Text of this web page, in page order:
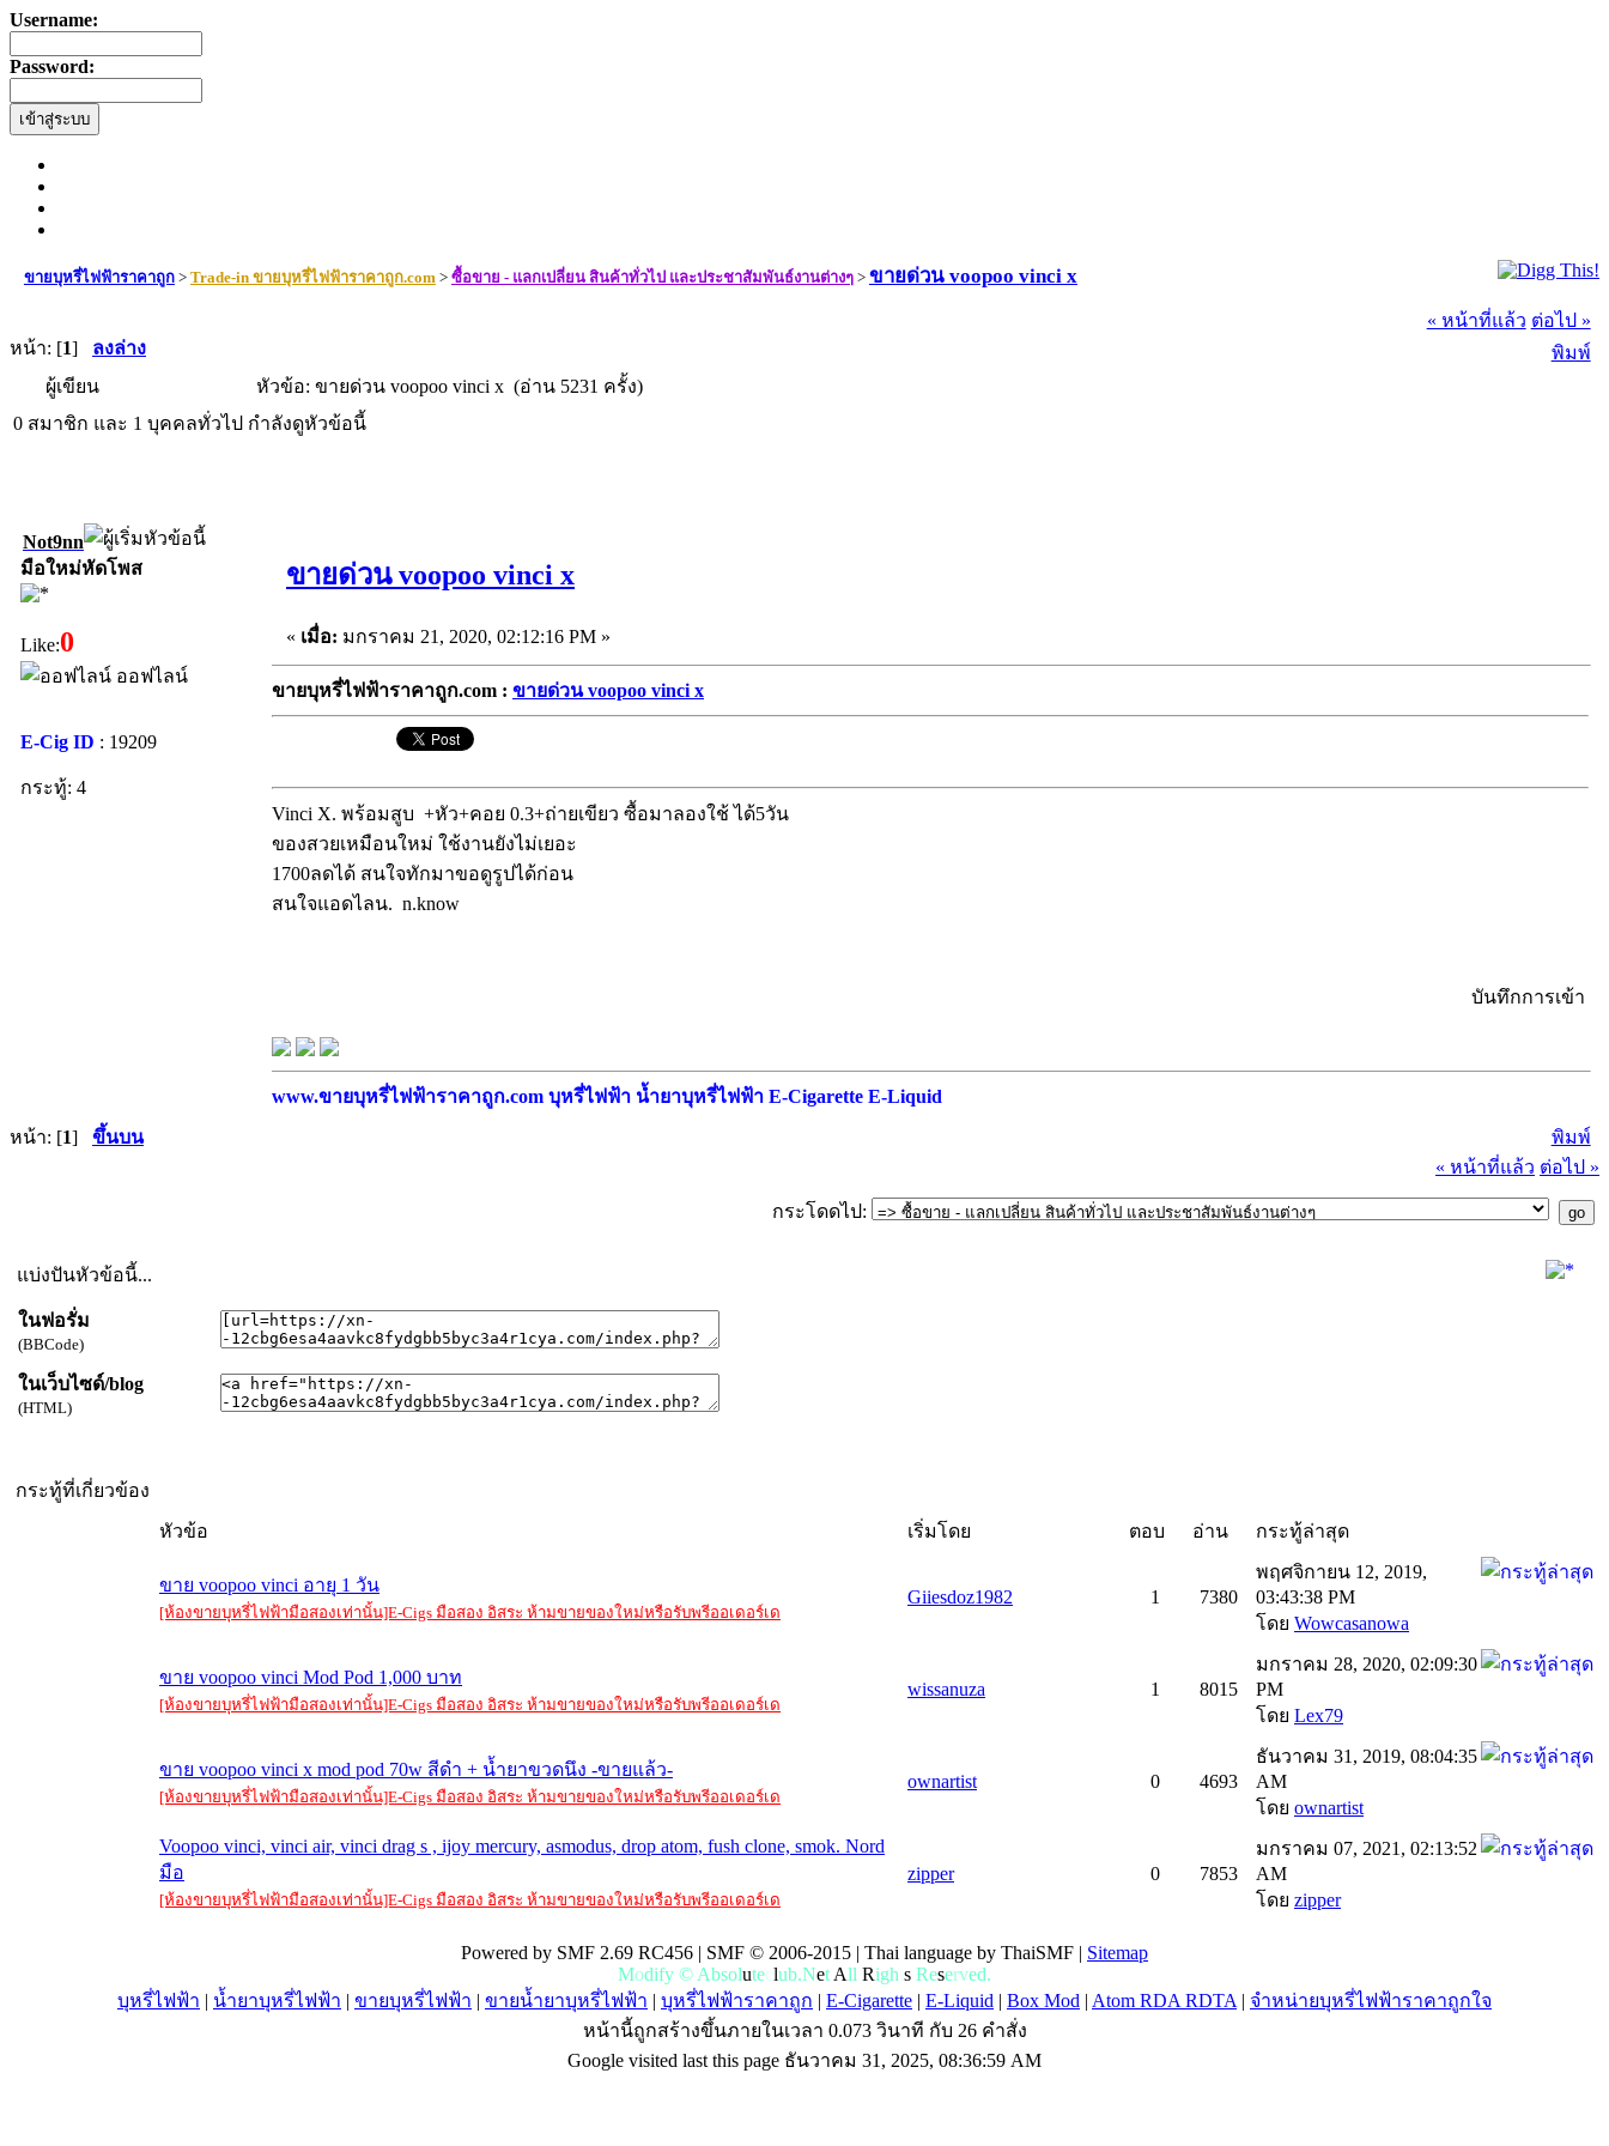
Username:
Password:
ขายบุหรี่ไฟฟ้าราคาถูก> Trade-in ขายบุหรี่ไฟฟ้าราคาถูก.com> ซื้อขาย - แลกเปลี่ยน สินค้าทั่วไป และประชาสัมพันธ์งานต่างๆ> ขายด่วน voopoo vinci x
หน้า: [1] ลงล่าง
« หน้าที่แล้ว ต่อไป »
พิมพ์
ผู้เขียน
หัวข้อ: ขายด่วน voopoo vinci x (อ่าน 5231 ครั้ง)
0 สมาชิก และ 1 บุคคลทั่วไป กำลังดูหัวข้อนี้
Not9nn
มือใหม่หัดโพส
Like:0
ออฟไลน์
E-Cig ID : 19209
กระทู้: 4
ขายด่วน voopoo vinci x
« เมื่อ: มกราคม 21, 2020, 02:12:16 PM »
ขายบุหรี่ไฟฟ้าราคาถูก.com : ขายด่วน voopoo vinci x
Vinci X. พร้อมสูบ +หัว+คอย 0.3+ถ่ายเขียว ซื้อมาลองใช้ ได้5วัน
ของสวยเหมือนใหม่ ใช้งานยังไม่เยอะ
1700ลดได้ สนใจทักมาขอดูรูปได้ก่อน
สนใจแอดไลน. n.know
บันทึกการเข้า
www.ขายบุหรี่ไฟฟ้าราคาถูก.com บุหรี่ไฟฟ้า น้ำยาบุหรี่ไฟฟ้า E-Cigarette E-Liquid
หน้า: [1] ขึ้นบน
พิมพ์
« หน้าที่แล้ว ต่อไป »
กระโดดไป:
แบ่งปันหัวข้อนี้...
ในฟอรั่ม
(BBCode)
ในเว็บไซด์/blog
(HTML)
กระทู้ที่เกี่ยวข้อง
หัวข้อ
เริ่มโดย ตอบ อ่าน กระทู้ล่าสุด
ขาย voopoo vinci อายุ 1 วัน
[ห้องขายบุหรี่ไฟฟ้ามือสองเท่านั้น]E-Cigs มือสอง อิสระ ห้ามขายของใหม่หรือรับพรีออเดอร์เด
Giiesdoz1982 1 7380
พฤศจิกายน 12, 2019,
03:43:38 PM
โดย Wowcasanowa
ขาย voopoo vinci Mod Pod 1,000 บาท
[ห้องขายบุหรี่ไฟฟ้ามือสองเท่านั้น]E-Cigs มือสอง อิสระ ห้ามขายของใหม่หรือรับพรีออเดอร์เด
wissanuza 1 8015
มกราคม 28, 2020, 02:09:30
PM
โดย Lex79
ขาย voopoo vinci x mod pod 70w สีดำ + น้ำยาขวดนึง -ขายแล้ว-
[ห้องขายบุหรี่ไฟฟ้ามือสองเท่านั้น]E-Cigs มือสอง อิสระ ห้ามขายของใหม่หรือรับพรีออเดอร์เด
ownartist 0 4693
ธันวาคม 31, 2019, 08:04:35
AM
โดย ownartist
Voopoo vinci, vinci air, vinci drag s , ijoy mercury, asmodus, drop atom, fush clone, smok. Nord
มือ
[ห้องขายบุหรี่ไฟฟ้ามือสองเท่านั้น]E-Cigs มือสอง อิสระ ห้ามขายของใหม่หรือรับพรีออเดอร์เด
zipper 0 7853
มกราคม 07, 2021, 02:13:52
AM
โดย zipper
Powered by SMF 2.69 RC456 | SMF © 2006-2015 | Thai language by ThaiSMF | Sitemap
Modify © Absoluteclub.Net All Righ s Reserved.
บุหรี่ไฟฟ้า | น้ำยาบุหรี่ไฟฟ้า | ขายบุหรี่ไฟฟ้า | ขายน้ำยาบุหรี่ไฟฟ้า | บุหรี่ไฟฟ้าราคาถูก | E-Cigarette | E-Liquid | Box Mod | Atom RDA RDTA | จำหน่ายบุหรี่ไฟฟ้าราคาถูกใจ
หน้านี้ถูกสร้างขึ้นภายในเวลา 0.073 วินาที กับ 26 คำสั่ง
Google visited last this page ธันวาคม 31, 2025, 08:36:59 AM